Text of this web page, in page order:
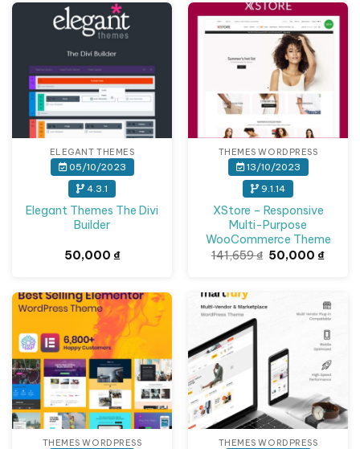
ELEGANT THEMES
05/10/2023
4.3.1
Elegant Themes The Divi
Builder
50,000 ₫
THEMES WORDPRESS
13/10/2023
9.1.14
XStore – Responsive
Multi-Purpose
WooCommerce Theme
141,659₫ Giá
gốc
50,000₫Giá
THEMES WORDPRESS THEMES WORDPRESS